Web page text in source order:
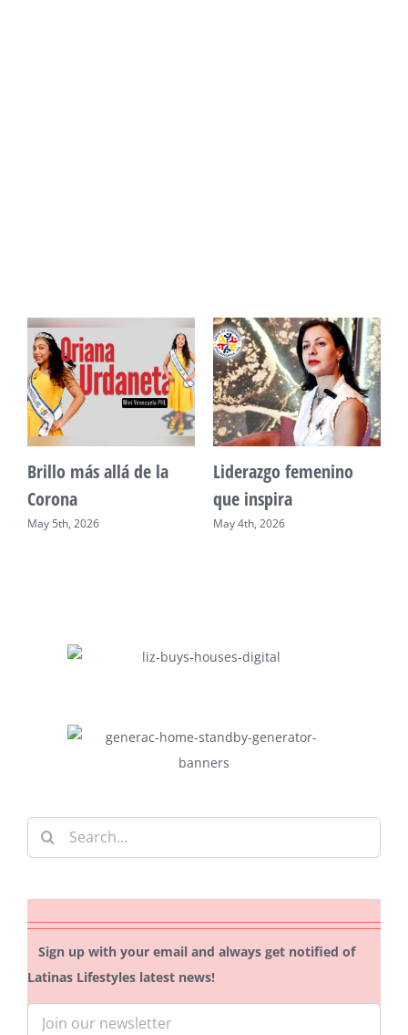
Unidad, cultura y
desarrollo comunitario
May 2nd, 2026
Sueño venezolano en
Philadelphia
May 7th, 2026
Search
for:
Sign up with your email and always get notified of
Latinas Lifestyles latest news!